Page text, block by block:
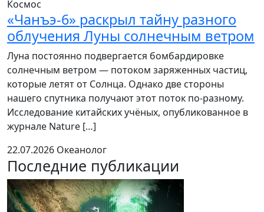
Космос
«Чанъэ-6» раскрыл тайну разного
облучения Луны солнечным ветром
Луна постоянно подвергается бомбардировке
солнечным ветром — потоком заряженных частиц,
которые летят от Солнца. Однако две стороны
нашего спутника получают этот поток по-разному.
Исследование китайских учёных, опубликованное в
журнале Nature […]
22.07.2026 Океанолог
Последние публикации